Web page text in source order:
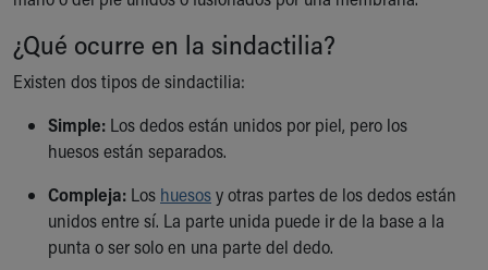
Ronald McDonald House Care Mobile
Health Centers
Financial Services
Price Estimates
Family Supports
New Parents
Find a Pediatrics Location
Find a Pediatrician
¿Qué ocurre en la sindactilia?
Existen dos tipos de sindactilia:
Simple: Los dedos están unidos por piel, pero los
huesos están separados.
Compleja: Los huesosy otras partes de los dedos están
unidos entre sí. La parte unida puede ir de la base a la
punta o ser solo en una parte del dedo.